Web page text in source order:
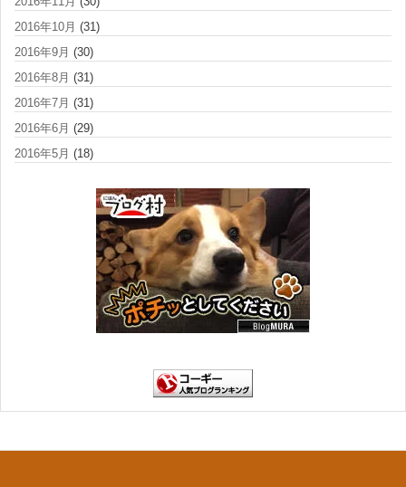
2016年10月 (31)
2016年9月 (30)
2016年8月 (31)
2016年7月 (31)
2016年6月 (29)
2016年5月 (18)